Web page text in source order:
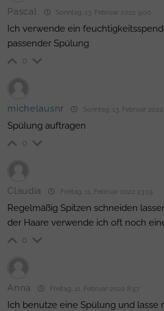
Pascal Sonntag, 13. Februar 2022 9:00
Ich verwende ein
passender Spülung
0
michelausnr Sonntag, 13. Februar 2022
Spülung auftragen
0
Claudia Freitag, 11. Februar 2022 23:19
Regelmäßig Spitzen schneiden
der Haare verwende ich oft noch
0
Anna Freitag, 11. Februar 2022 8:57
Ich benutze eine Spülung und lasse